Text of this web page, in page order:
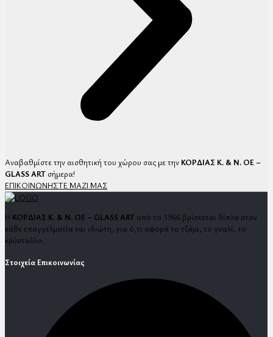
Αναβαθμίστε την αισθητική του χώρου σας με την ΚΟΡΔΙΑΣ Κ. & Ν. ΟΕ –
GLASS ART σήμερα!
ΕΠΙΚΟΙΝΩΝΗΣΤΕ ΜΑΖΙ ΜΑΣ
Η ΚΟΡΔΙΑΣ Κ. & Ν. ΟΕ – GLASS ART από το 1966 βρίσκεται δίπλα στον
κάθε επαγγελματία και ιδιώτη, για ό,τι αφορά το τζάμι, το γυαλί, το
κρύσταλλο.
Στοιχεία Επικοινωνίας